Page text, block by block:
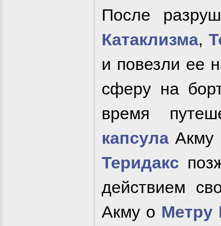
После
Катаклизма,
и повезли ее
сферу на
время
капсула Акму
Теридакс
действием
Акму о Метру